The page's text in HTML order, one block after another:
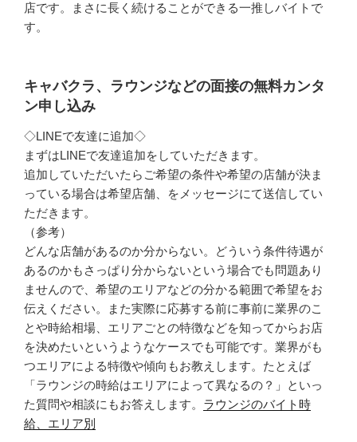
店です。まさに長く続けることができる一推しバイトで
す。
キャバクラ、ラウンジなどの面接の無料カンタ
ン申し込み
◇LINEで友達に追加◇
まずはLINEで友達追加をしていただきます。
追加していただいたらご希望の条件や希望の店舗が決ま
っている場合は希望店舗、をメッセージにて送信してい
ただきます。
（参考）
どんな店舗があるのか分からない。どういう条件待遇が
あるのかもさっぱり分からないという場合でも問題あり
ませんので、希望のエリアなどの分かる範囲で希望をお
伝えください。また実際に応募する前に事前に業界のこ
とや時給相場、エリアごとの特徴などを知ってからお店
を決めたいというようなケースでも可能です。業界がも
つエリアによる特徴や傾向もお教えします。たとえば
「ラウンジの時給はエリアによって異なるの？」といっ
た質問や相談にもお答えします。 ラウンジのバイト時
給、エリア別